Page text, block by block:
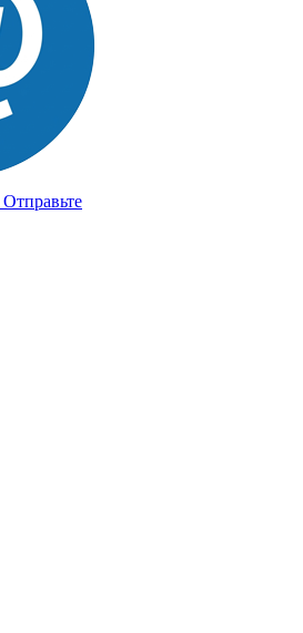
Отправьте